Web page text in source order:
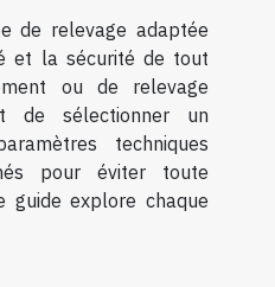
de relevage adaptée
et la sécurité de tout
ou de relevage
de sélectionner un
techniques
pour éviter toute
guide explore chaque